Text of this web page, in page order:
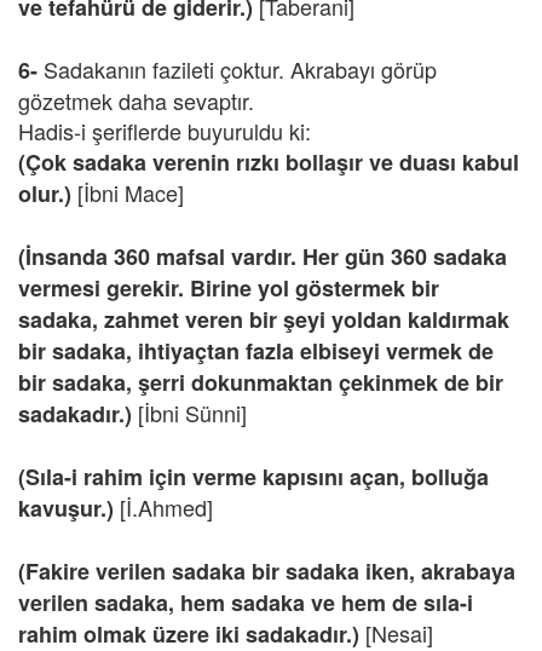
ve tefahürü de giderir.)
6- Sadakanın fazileti çoktur. Akrabayı görüp
gözetmek daha sevaptır.
Hadis-i şeriflerde buyuruldu ki:
(Çok sadaka verenin rızkı bollaşır ve duası kabul
olur.) [İbni Mace]
(İnsanda 360 mafsal vardır. Her gün 360 sadaka
vermesi gerekir. Birine yol göstermek bir
sadaka, zahmet veren bir şeyi yoldan kaldırmak
bir sadaka, ihtiyaçtan fazla elbiseyi vermek de
bir sadaka, şerri dokunmaktan çekinmek de bir
sadakadır.) [İbni Sünni]
(Sıla-i rahim için verme kapısını açan, bolluğa
kavuşur.) [İ.Ahmed]
(Fakire verilen sadaka bir sadaka iken, akrabaya
verilen sadaka, hem sadaka ve hem de sıla-i
rahim olmak üzere iki sadakadır.) [Nesai]